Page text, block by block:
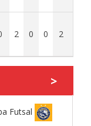
2 0 0 2
>
Futsal